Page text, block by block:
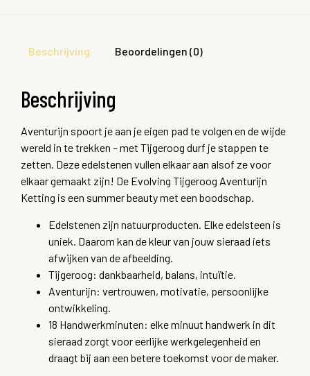
Beschrijving Beoordelingen (0)
Beschrijving
Aventurijn spoort je aan je eigen pad te volgen en de wijde
wereld in te trekken – met Tijgeroog durf je stappen te
zetten. Deze edelstenen vullen elkaar aan alsof ze voor
elkaar gemaakt zijn! De Evolving Tijgeroog Aventurijn
Ketting is een summer beauty met een boodschap.
Edelstenen zijn natuurproducten. Elke edelsteen is
uniek. Daarom kan de kleur van jouw sieraad iets
afwijken van de afbeelding.
Tijgeroog: dankbaarheid, balans, intuïtie.
Aventurijn: vertrouwen, motivatie, persoonlijke
ontwikkeling.
18 Handwerkminuten: elke minuut handwerk in dit
sieraad zorgt voor eerlijke werkgelegenheid en
draagt bij aan een betere toekomst voor de maker.